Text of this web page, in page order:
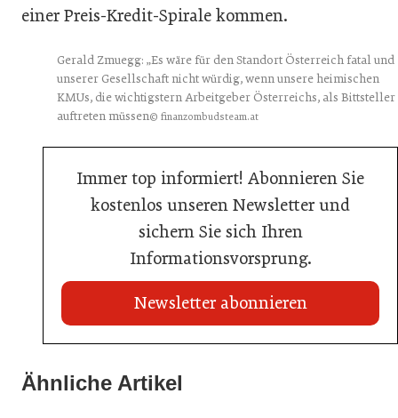
einer Preis-Kredit-Spirale kommen.
Gerald Zmuegg: „Es wäre für den Standort Österreich fatal und
unserer Gesellschaft nicht würdig, wenn unsere heimischen
KMUs, die wichtigstern Arbeitgeber Österreichs, als Bittsteller
auftreten müssen© finanzombudsteam.at
Immer top informiert! Abonnieren Sie
kostenlos unseren Newsletter und
sichern Sie sich Ihren
Informationsvorsprung.
Newsletter abonnieren
Ähnliche Artikel
20. Juli 2026